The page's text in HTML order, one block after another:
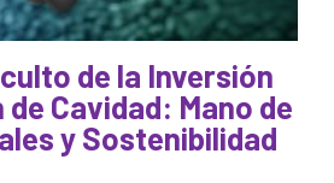
de la Inversión
de Cavidad: Mano de
y Sostenibilidad